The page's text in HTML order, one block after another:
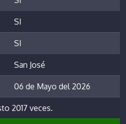
SI
SI
San José
06 de Mayo del 2026
2017 veces.